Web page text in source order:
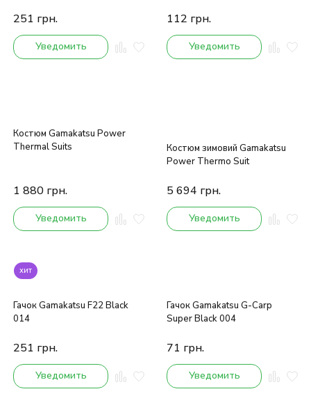
251 грн.
Уведомить
112 грн.
Уведомить
Костюм Gamakatsu Power
Thermal Suits
1 880 грн.
Уведомить
Костюм зимовий Gamakatsu
Power Thermo Suit
5 694 грн.
Уведомить
хит
Гачок Gamakatsu F22 Black
014
251 грн.
Уведомить
Гачок Gamakatsu G-Carp
Super Black 004
71 грн.
Уведомить